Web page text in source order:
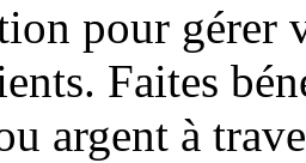
pour gérer
Faites
argent à